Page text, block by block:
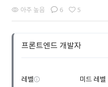
아주 높음 6 5
프론트엔드 개발자
레벨
미드 레벨